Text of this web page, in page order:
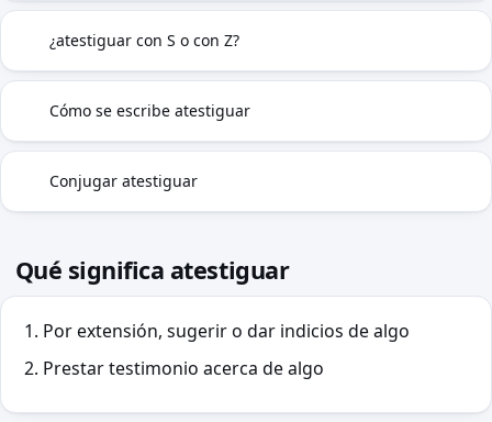
¿atestiguar con S o con Z?
Cómo se escribe atestiguar
Conjugar atestiguar
Qué significa atestiguar
Por extensión, sugerir o dar indicios de algo
Prestar testimonio acerca de algo